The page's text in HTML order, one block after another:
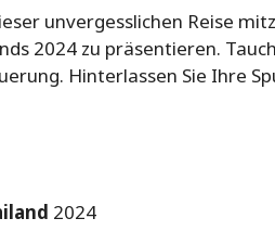
unvergesslichen Reise
2024 zu präsentieren.
Hinterlassen Sie Ihre
2024